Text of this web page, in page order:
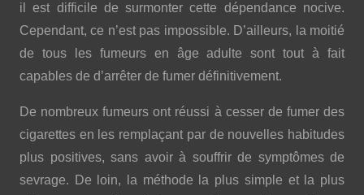
il est difficile de surmonter cette dépendance nocive.
Cependant, ce n’est pas impossible. D’ailleurs, la moitié
de tous les fumeurs en âge adulte sont tout à fait
capables de d’arrêter de fumer définitivement.
De nombreux fumeurs ont réussi à cesser de fumer des
cigarettes en les remplaçant par de nouvelles habitudes
plus positives, sans avoir à souffrir de symptômes de
sevrage. De loin, la méthode la plus simple et la plus